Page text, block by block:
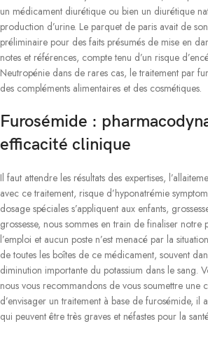
un médicament diurétique ou bien un diurétique
production d’urine. Le parquet de paris avait de
préliminaire pour des faits présumés de mise en
notes et références, compte tenu d’un risque
Neutropénie dans de rares cas, le traitement par
des compléments alimentaires et des cosmétiques.
Furosémide :
efficacité clinique
Il faut attendre les résultats des expertises,
avec ce traitement, risque d’hyponatrémie
dosage spéciales s’appliquent aux enfants,
grossesse, nous sommes en train de finaliser
l’emploi et aucun poste n’est menacé par la
de toutes les boîtes de ce médicament, souvent
diminution importante du potassium dans le sang.
nous vous recommandons de vous soumettre une
d’envisager un traitement à base de furosémide, il
qui peuvent être très graves et néfastes pour la